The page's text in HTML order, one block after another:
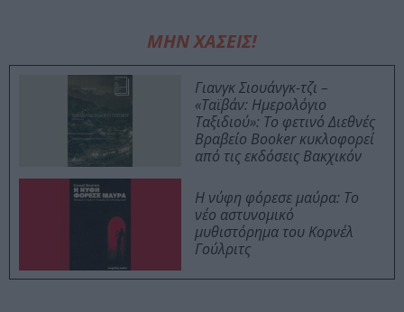
ΜΗΝ ΧΑΣΕΙΣ!
Γιανγκ Σιουάνγκ-τζι –
«Ταϊβάν: Ημερολόγιο
Ταξιδιού»: Το φετινό Διεθνές
Βραβείο Booker κυκλοφορεί
από τις εκδόσεις Βακχικόν
Η νύφη φόρεσε μαύρα: Το
νέο αστυνομικό
μυθιστόρημα του Κορνέλ
Γούλριτς